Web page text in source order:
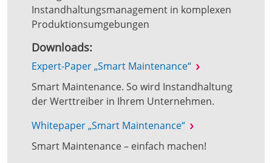
Instandhaltungsmanagement in komplexen
Produktionsumgebungen
Downloads:
Expert-Paper „Smart Maintenance“
Smart Maintenance. So wird Instandhaltung
der Werttreiber in Ihrem Unternehmen.
Whitepaper „Smart Maintenance“
Smart Maintenance – einfach machen!